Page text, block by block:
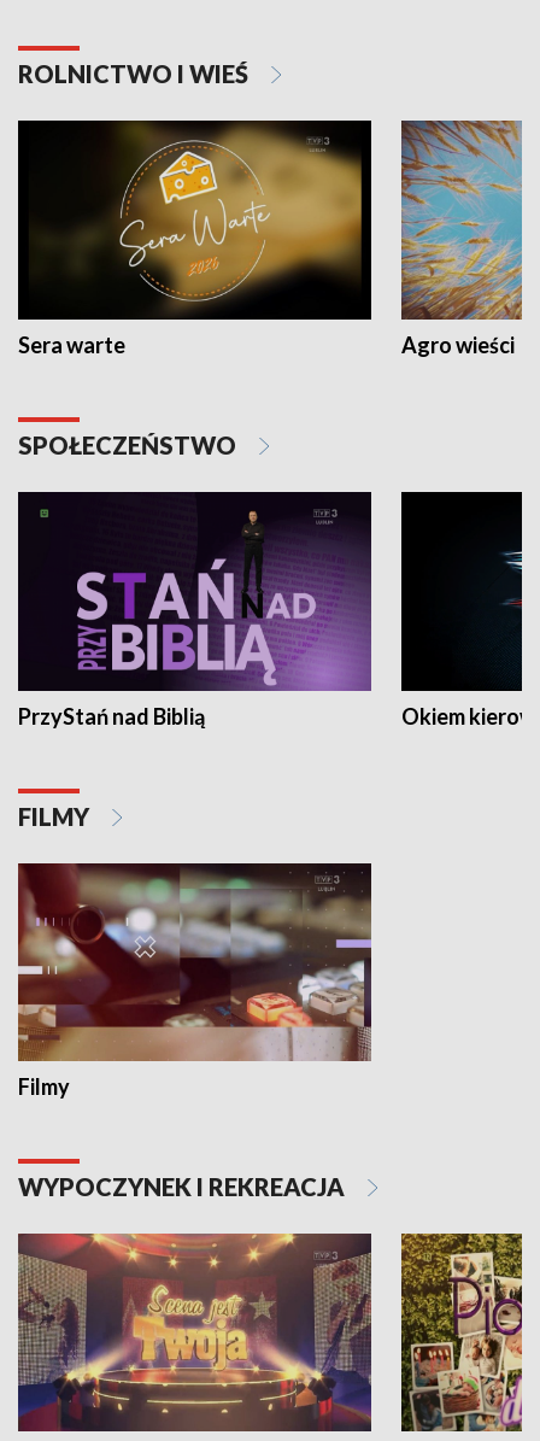
ROLNICTWO I WIEŚ
Sera warte Agro wieści
SPOŁECZEŃSTWO
PrzyStań nad Biblią Okiem
FILMY
Filmy
WYPOCZYNEK I REKREACJA